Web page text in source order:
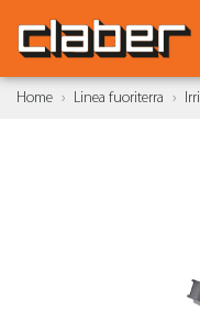
Home Linea fuoriterra